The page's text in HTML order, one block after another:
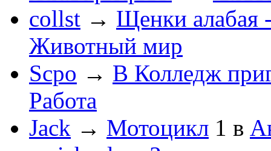
collst → Щенки алабая
Животный мир
Scpo → В Колледж
Работа
Jack → Мотоцикл 1 в